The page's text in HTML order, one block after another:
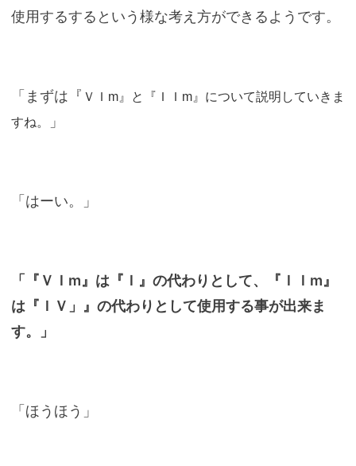
使用するするという様な考え方ができるようです。
「まずは『 ＶＩm』と『ＩＩm』について説明していきま
すね。
」
「はーい。」
「『ＶＩm』は『Ｉ』の代わりとして、『ＩＩm』
は『ＩＶ」』の代わりとして使用する事が出来ま
す。」
「ほうほう」